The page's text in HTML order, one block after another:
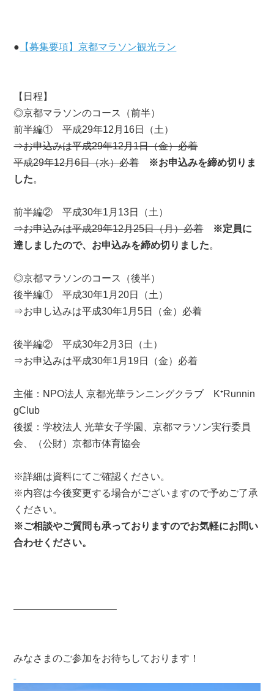
● 【募集要項】京都マラソン観光ラン
【日程】
◎京都マラソンのコース（前半）
前半編① 平成29年12月16日（土）
⇒お申込みは平成29年12月1日（金）必着
平成29年12月6日（水）必着
※お申込みを締め切りま
した。
前半編② 平成30年1月13日（土）
⇒お申込みは平成29年12月25日（月）必着
※定員に
達しましたので、お申込みを締め切りました。
◎京都マラソンのコース（後半）
後半編① 平成30年1月20日（土）
⇒お申し込みは平成30年1月5日（金）必着
後半編② 平成30年2月3日（土）
⇒お申込みは平成30年1月19日（金）必着
主催：NPO法人 京都光華ランニングクラブ K⁺Runnin
gClub
後援：学校法人 光華女子学園、京都マラソン実行委員
会、（公財）京都市体育協会
※詳細は資料にてご確認ください。
※内容は今後変更する場合がございますので予めご了承
ください。
※ご相談やご質問も承っておりますのでお気軽にお問い
合わせください。
——————————–
みなさまのご参加をお待ちしております！